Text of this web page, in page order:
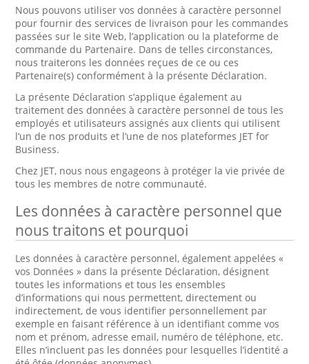
Nous pouvons utiliser vos données à caractère personnel
pour fournir des services de livraison pour les commandes
passées sur le site Web, l’application ou la plateforme de
commande du Partenaire. Dans de telles circonstances,
nous traiterons les données reçues de ce ou ces
Partenaire(s) conformément à la présente Déclaration.
La présente Déclaration s’applique également au
traitement des données à caractère personnel de tous les
employés et utilisateurs assignés aux clients qui utilisent
l’un de nos produits et l’une de nos plateformes JET for
Business.
Chez JET, nous nous engageons à protéger la vie privée de
tous les membres de notre communauté.
Les données à caractère personnel que
nous traitons et pourquoi
Les données à caractère personnel, également appelées «
vos Données » dans la présente Déclaration, désignent
toutes les informations et tous les ensembles
d’informations qui nous permettent, directement ou
indirectement, de vous identifier personnellement par
exemple en faisant référence à un identifiant comme vos
nom et prénom, adresse email, numéro de téléphone, etc.
Elles n’incluent pas les données pour lesquelles l’identité a